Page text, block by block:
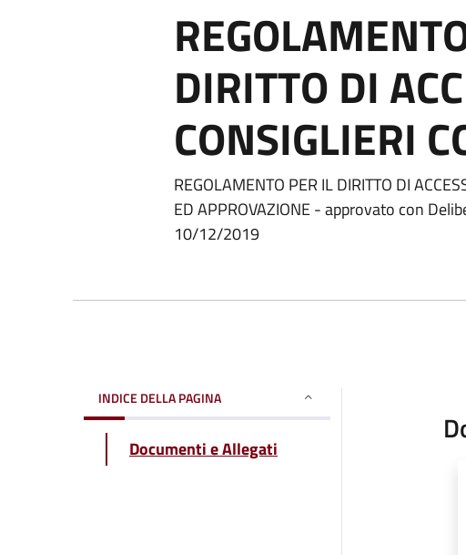
DIRITTO DI
CONSIGLIERI
REGOLAMENTO PER IL DIRITTO DI
ED APPROVAZIONE - approvato con
10/12/2019
INDICE DELLA PAGINA
Documenti e Allegati